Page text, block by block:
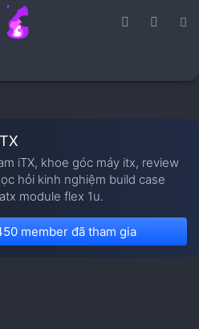
iTX, khoe góc máy itx, review
hỏi kinh nghiệm build case
module flex 1u.
member đã tham gia